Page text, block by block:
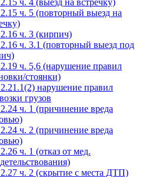
ч. 4 (выезд на встречку)
ч. 5 (повторный выезд на
ч. 3 (кирпич)
ч. 3.1 (повторный выезд под
ч. 5,6 (нарушение правил
стоянки)
нарушение правил
грузов
ч. 1 (причинение вреда
ч. 2 (причинение вреда
ч. 1 (отказ от мед.
ч. 2 (скрытие с места ДТП)